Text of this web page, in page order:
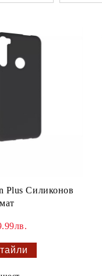
Plus Силиконов